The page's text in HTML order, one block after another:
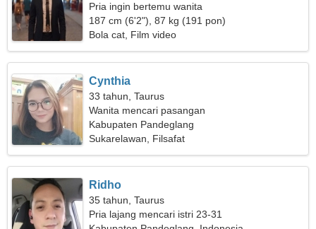
Pria ingin bertemu wanita
187 cm (6'2"), 87 kg (191 pon)
Bola cat, Film video
Cynthia
33 tahun, Taurus
Wanita mencari pasangan
Kabupaten Pandeglang
Sukarelawan, Filsafat
Ridho
35 tahun, Taurus
Pria lajang mencari istri 23-31